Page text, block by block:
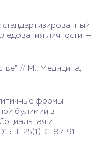
личности. —
// М.: Медицина,
формы
булимии в
и
Т. 25(1). С. 87-91.